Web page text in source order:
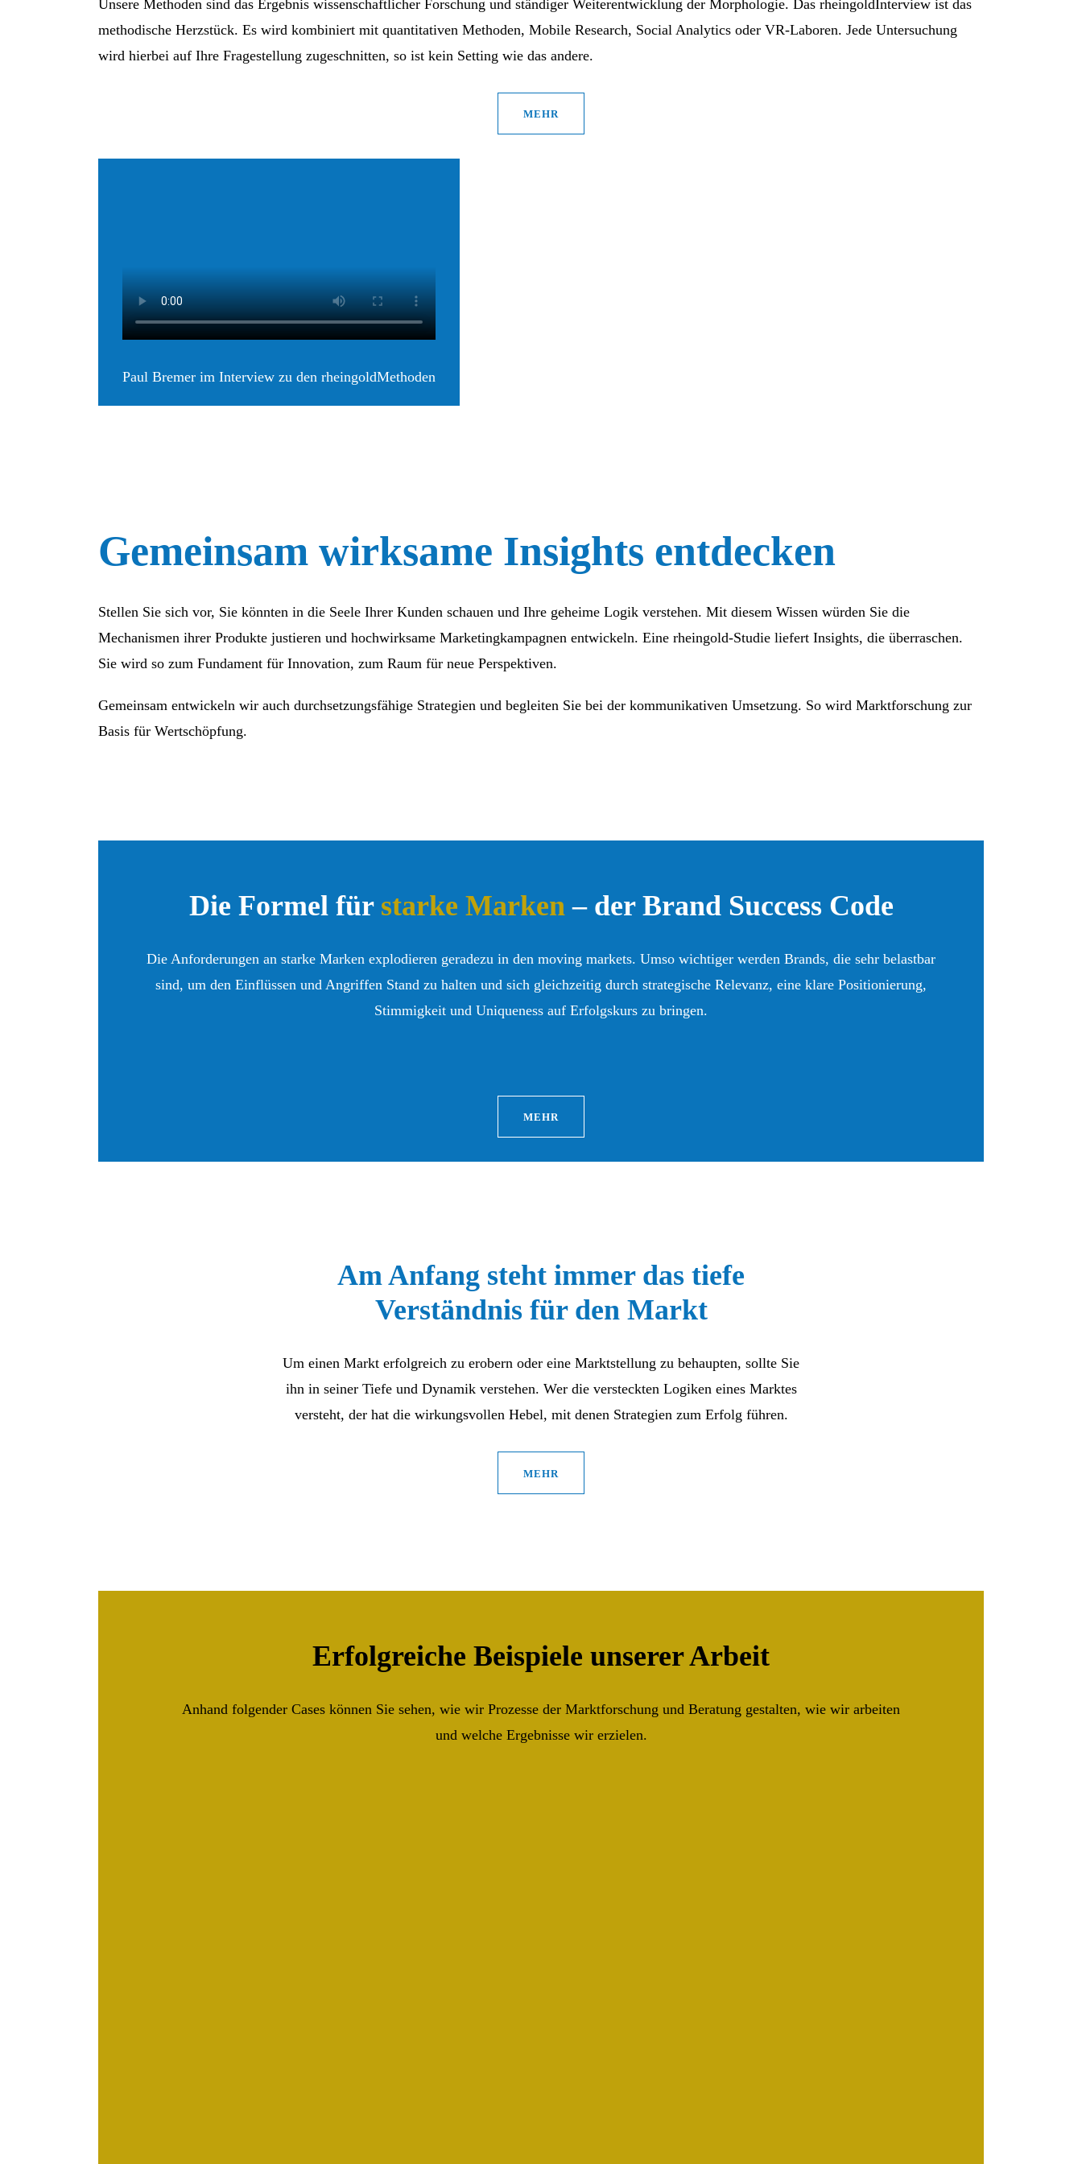
Unsere Methoden sind das Ergebnis wissenschaftlicher Forschung und ständiger Weiterentwicklung der Morphologie. Das rheingoldInterview ist das
methodische Herzstück. Es wird kombiniert mit quantitativen Methoden, Mobile Research, Social Analytics oder VR-Laboren. Jede Untersuchung
wird hierbei auf Ihre Fragestellung zugeschnitten, so ist kein Setting wie das andere.
MEHR
Paul Bremer im Interview zu den rheingoldMethoden
Gemeinsam wirksame Insights entdecken
Stellen Sie sich vor, Sie könnten in die Seele Ihrer Kunden schauen und Ihre geheime Logik verstehen. Mit diesem Wissen würden Sie die
Mechanismen ihrer Produkte justieren und hochwirksame Marketingkampagnen entwickeln. Eine rheingold-Studie liefert Insights, die überraschen.
Sie wird so zum Fundament für Innovation, zum Raum für neue Perspektiven.
Gemeinsam entwickeln wir auch durchsetzungsfähige Strategien und begleiten Sie bei der kommunikativen Umsetzung. So wird Marktforschung zur
Basis für Wertschöpfung.
Die Formel für starke Marken – der Brand Success Code
Die Anforderungen an starke Marken explodieren geradezu in den moving markets. Umso wichtiger werden Brands, die sehr belastbar
sind, um den Einflüssen und Angriffen Stand zu halten und sich gleichzeitig durch strategische Relevanz, eine klare Positionierung,
Stimmigkeit und Uniqueness auf Erfolgskurs zu bringen.
MEHR
Am Anfang steht immer das tiefe
Verständnis für den Markt
Um einen Markt erfolgreich zu erobern oder eine Marktstellung zu behaupten, sollte Sie
ihn in seiner Tiefe und Dynamik verstehen. Wer die versteckten Logiken eines Marktes
versteht, der hat die wirkungsvollen Hebel, mit denen Strategien zum Erfolg führen.
MEHR
Erfolgreiche Beispiele unserer Arbeit
Anhand folgender Cases können Sie sehen, wie wir Prozesse der Marktforschung und Beratung gestalten, wie wir arbeiten
und welche Ergebnisse wir erzielen.